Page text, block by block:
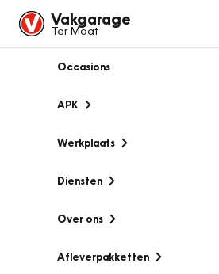
Vakgarage
Ter Maat
Occasions
APK
Werkplaats
Diensten
Over ons
Afleverpakketten